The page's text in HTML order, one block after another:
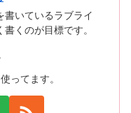
書いているラブライ
くのが目標です。
ってます。